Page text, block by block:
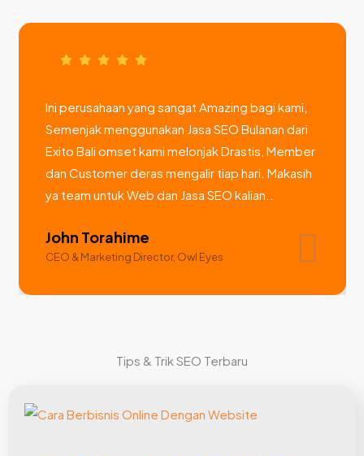
Ini perusahaan yang sangat Amazing bagi kami,
Semenjak menggunakan Jasa SEO Bulanan dari
Exito Bali omset kami melonjak Drastis, Member
dan Customer deras mengalir tiap hari. Makasih
ya team untuk Web dan Jasa SEO kalian..
John Torahime
CEO & Marketing Director, Owl Eyes
Tips & Trik SEO Terbaru